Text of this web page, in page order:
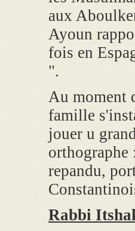
aux
Ayoun
fois en
".
Au moment
famille
jouer u
repandu,
Rabbi